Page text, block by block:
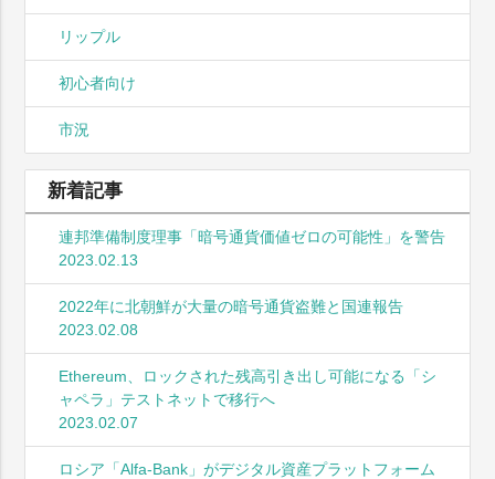
リップル
初心者向け
市況
新着記事
連邦準備制度理事「暗号通貨価値ゼロの可能性」を警告
2023.02.13
2022年に北朝鮮が大量の暗号通貨盗難と国連報告
2023.02.08
Ethereum、ロックされた残高引き出し可能になる「シ
ャペラ」テストネットで移行へ
2023.02.07
ロシア「Alfa-Bank」がデジタル資産プラットフォーム